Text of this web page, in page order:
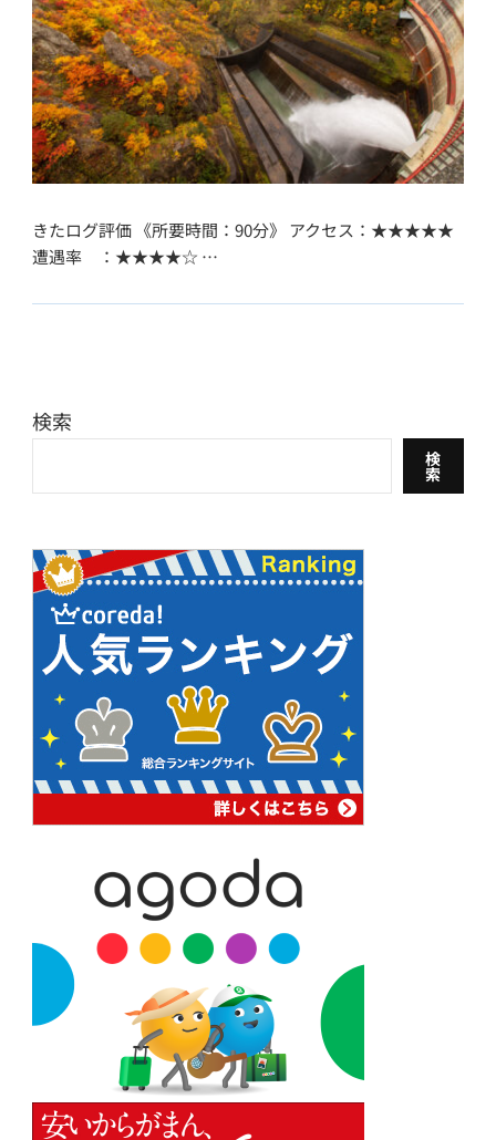
きたログ評価 《所要時間：90分》 アクセス：★★★★★
遭遇率 ：★★★★☆ …
検索
検
索